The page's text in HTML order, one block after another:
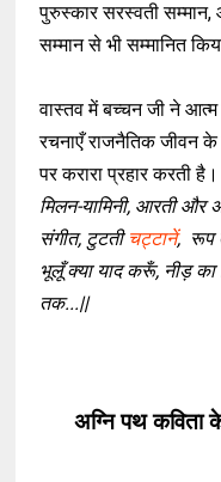
पुरुस्कार सरस्वती सम्मान,
सम्मान से भी सम्मानित
वास्तव में बच्चन जी ने आत्म
रचनाएँ राजनैतिक जीवन के
पर करारा प्रहार करती
मिलन-यामिनी, आरती और
संगीत, टुटतीचट्टानें, रूप
भूलूँ क्या याद करूँ, नीड़ का
तक...||
अग्नि पथ कविता